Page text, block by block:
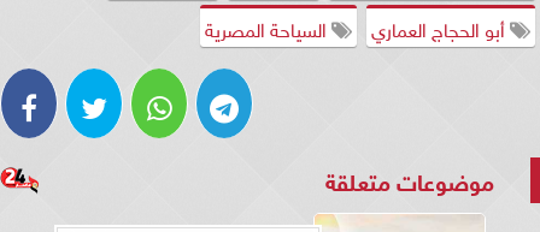
أبو الحجاج العماري
السياحة المصرية
موضوعات متعلقة